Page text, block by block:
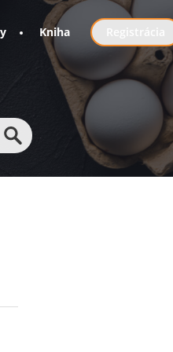
Kniha
User
account
menu
Registrácia